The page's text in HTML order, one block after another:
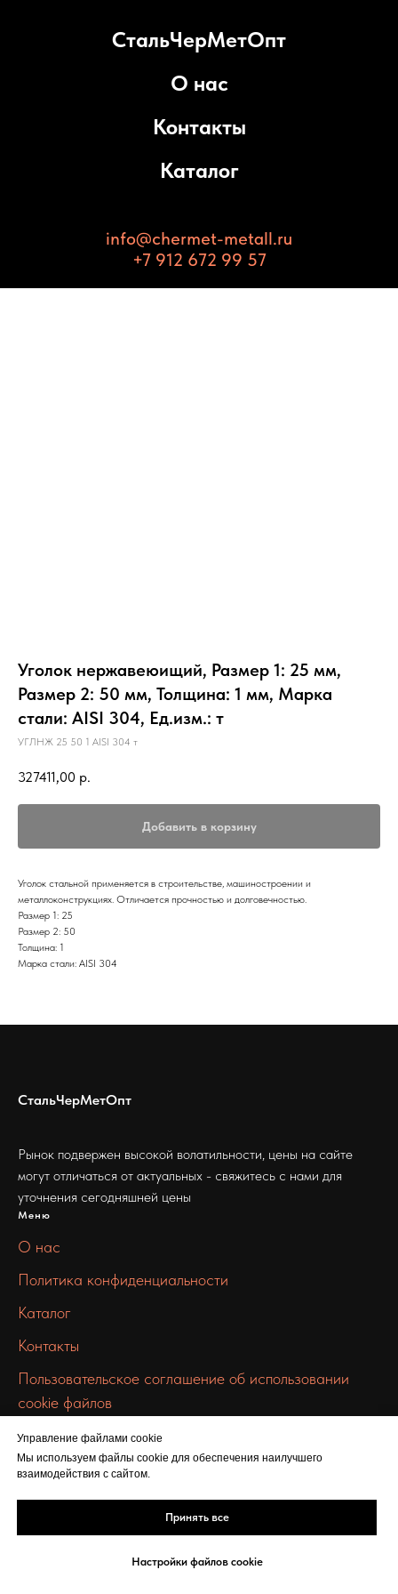
СтальЧерМетОпт
О нас
Контакты
Каталог
info@chermet-metall.ru
+7 912 672 99 57
Управление файлами cookie
Мы используем файлы cookie для обеспечения наилучшего
взаимодействия с сайтом.
Принять все
Настройки файлов cookie
Уголок нержавеюищий, Размер 1: 25 мм,
Размер 2: 50 мм, Толщина: 1 мм, Марка
стали: AISI 304, Ед.изм.: т
УГЛНЖ 25 50 1 AISI 304 т
327411,00 р.
Добавить в корзину
Уголок стальной применяется в строительстве, машиностроении и
металлоконструкциях. Отличается прочностью и долговечностью.
Размер 1: 25
Размер 2: 50
Толщина: 1
Марка стали: AISI 304
СтальЧерМетОпт
Рынок подвержен высокой волатильности, цены на сайте
могут отличаться от актуальных - свяжитесь с нами для
уточнения сегодняшней цены
Меню
О нас
Политика конфиденциальности
Каталог
Контакты
Пользовательское соглашение об использовании
cookie файлов
info@chermet-metall.ru